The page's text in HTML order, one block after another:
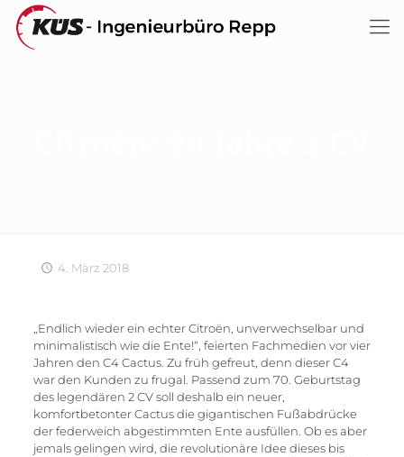
4. März 2018
„Endlich wieder ein echter Citroën, unverwechselbar und
minimalistisch wie die Ente!“, feierten Fachmedien vor vier
Jahren den C4 Cactus. Zu früh gefreut, denn dieser C4
war den Kunden zu frugal. Passend zum 70. Geburtstag
des legendären 2 CV soll deshalb ein neuer,
komfortbetonter Cactus die gigantischen Fußabdrücke
der federweich abgestimmten Ente ausfüllen. Ob es aber
jemals gelingen wird, die revolutionäre Idee dieses bis